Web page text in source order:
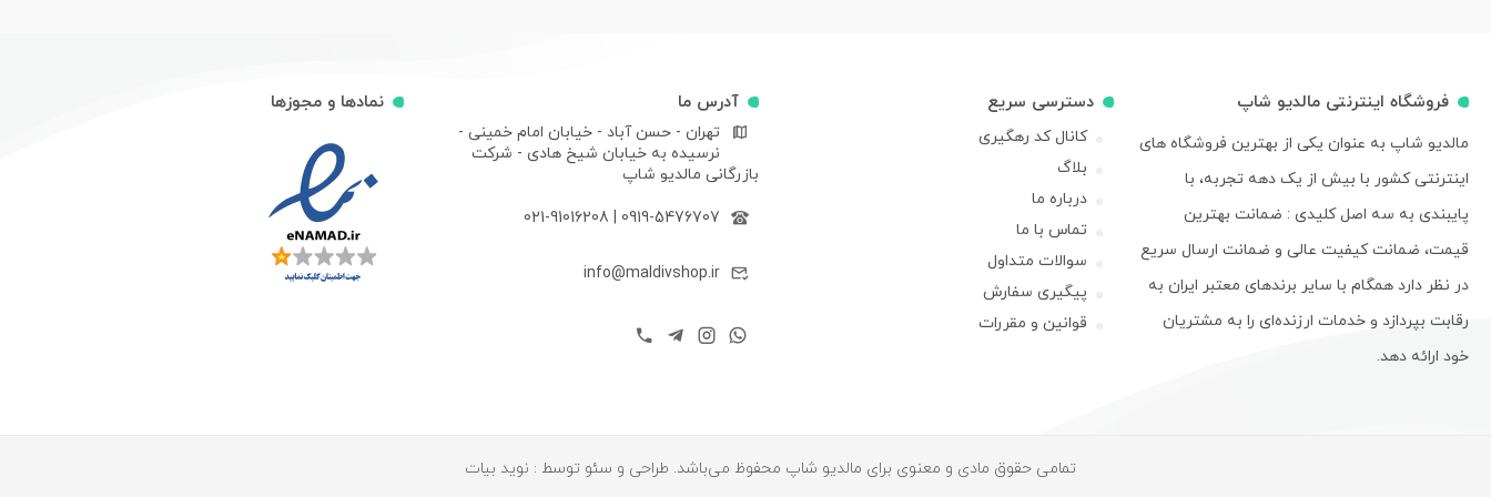
فروشگاه اینترنتی مالدیو شاپ
مالدیو شاپ به عنوان یکی از بهترین فروشگاه های
اینترنتی کشور با بیش از یک دهه تجربه، با
پایبندی به سه اصل کلیدی : ضمانت بهترین
قیمت، ضمانت کیفیت عالی و ضمانت ارسال سریع
در نظر دارد همگام با سایر برندهای معتبر ایران به
رقابت بپردازد و خدمات ارزنده‌ای را به مشتریان
خود ارائه دهد.
دسترسی سریع
کانال کد رهگیری
بلاگ
درباره ما
تماس با ما
سوالات متداول
پیگیری سفارش
قوانین و مقررات
آدرس ما
تهران - حسن آباد - خیابان امام خمینی -
نرسیده به خیابان شیخ هادی - شرکت
بازرگانی مالدیو شاپ
0919-5476707
021-91016208
info@maldivshop.ir
نمادها و مجوزها
تمامی حقوق مادی و معنوی برای مالدیو شاپ محفوظ می‌باشد. طراحی و سئو توسط : نوید بیات